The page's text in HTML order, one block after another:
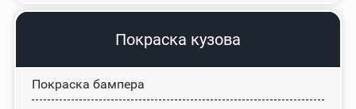
Покраска кузова
Покраска бампера